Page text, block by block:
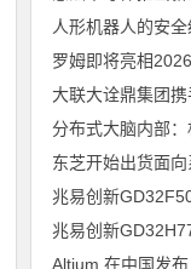
人形机器人的安
分布式大脑内部
Altium 在中国发